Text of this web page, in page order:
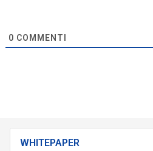
0 COMMENTI
WHITEPAPER